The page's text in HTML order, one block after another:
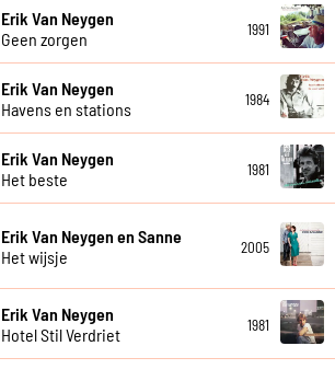
Erik Van Neygen
Geen zorgen
1991
Erik Van Neygen
Havens en stations
1984
Erik Van Neygen
Het beste
1981
Erik Van Neygen en Sanne
Het wijsje
2005
Erik Van Neygen
Hotel Stil Verdriet
1981